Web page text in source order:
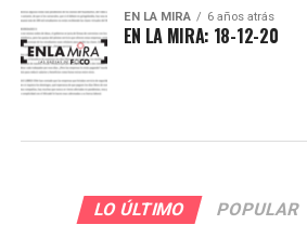
EN LA MIRA 6 años atrás
EN LA MIRA: 18-12-20
LO ÚLTIMO POPULAR